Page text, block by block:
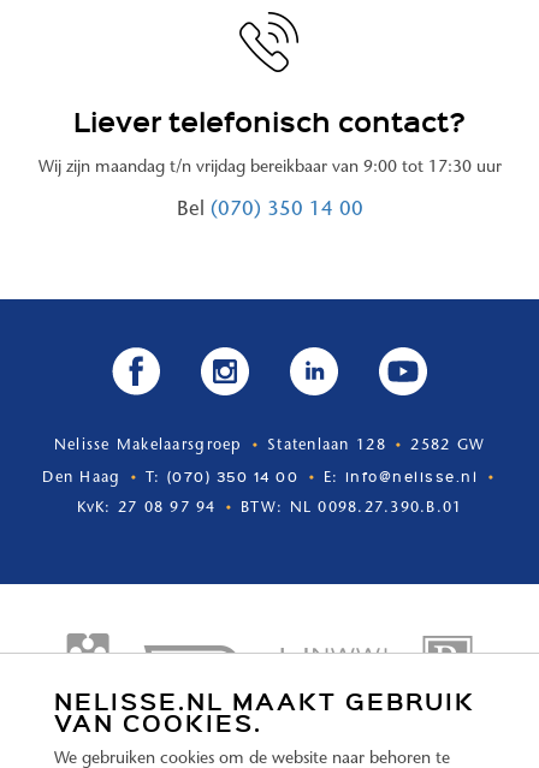
NELISSE.NL MAAKT GEBRUIK
VAN COOKIES.
We gebruiken cookies om de website naar behoren te
Liever telefonisch contact?
Wij zijn maandag t/n vrijdag bereikbaar van 9:00 tot 17:30 uur
Bel (070) 350 14 00
Nelisse Makelaarsgroep Statenlaan 128 2582 GW
Den Haag T: (070) 350 14 00 E: info@nelisse.nl
KvK: 27 08 97 94 BTW: NL 0098.27.390.B.01